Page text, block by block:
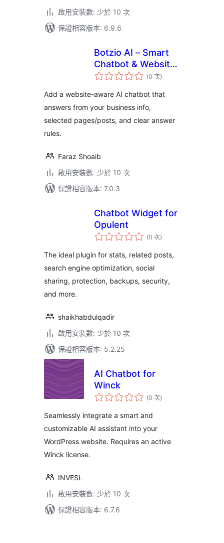
啟用安裝數: 少於 10 次
保證相容版本: 6.9.6
Botzio AI – Smart
Chatbot & Website
Assistant
(0 次評
分
數
)
Add a website-aware AI chatbot that
answers from your business info,
selected pages/posts, and clear answer
rules.
Faraz Shoaib
啟用安裝數: 少於 10 次
保證相容版本: 7.0.3
Chatbot Widget for
Opulent
(0 次評
分
數
)
The ideal plugin for stats, related posts,
search engine optimization, social
sharing, protection, backups, security,
and more.
shaikhabdulqadir
啟用安裝數: 少於 10 次
保證相容版本: 5.2.25
AI Chatbot for
Winck
(0 次評
分)
Seamlessly integrate a smart and
customizable AI assistant into your
WordPress website. Requires an active
Winck license.
INVESL
啟用安裝數: 少於 10 次
保證相容版本: 6.7.6